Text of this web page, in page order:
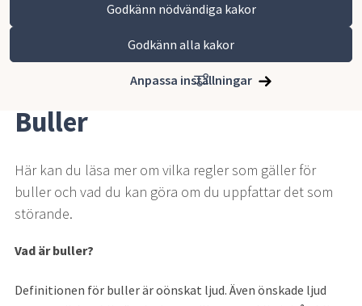
Godkänn nödvändiga kakor
Godkänn alla kakor
Anpassa inställningar
Vara kommun
Bygga, miljö och infrastruktur
Miljö, hälsoskydd och naturvård
Hälsoskydd
Buller
Här kan du läsa mer om vilka regler som gäller för
buller och vad du kan göra om du uppfattar det som
störande.
Vad är buller?
Definitionen för buller är oönskat ljud. Även önskade ljud